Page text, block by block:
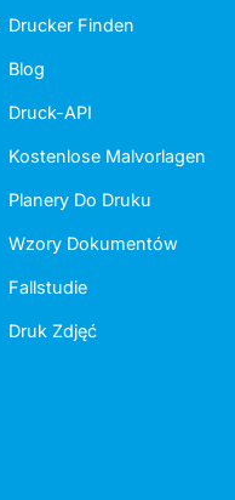
Drucker Finden
Blog
Druck-API
Kostenlose Malvorlagen
Planery Do Druku
Wzory Dokumentów
Fallstudie
Druk Zdjęć